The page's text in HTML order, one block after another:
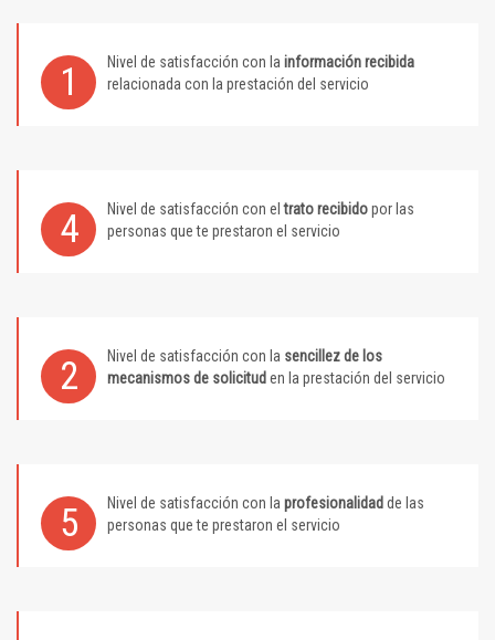
1 Nivel de satisfacción con la información recibida
relacionada con la prestación del servicio
4 Nivel de satisfacción con eltrato recibidopor las
personas que te prestaron el servicio
2 Nivel de satisfacción con la sencillez de los
mecanismos de solicitud en la prestación del servicio
5 Nivel de satisfacción con la profesionalidad de las
personas que te prestaron el servicio